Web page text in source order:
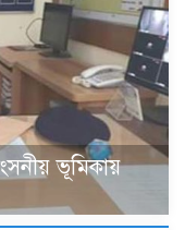
ভূমিকায়